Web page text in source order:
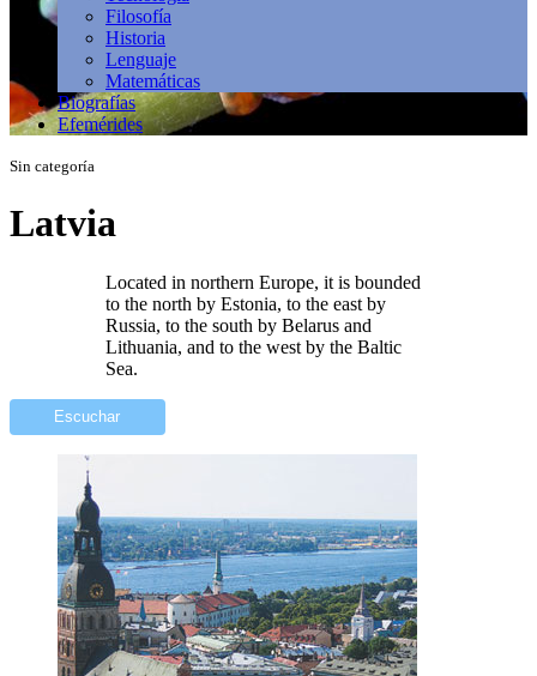
Filosofía
Historia
Lenguaje
Matemáticas
Biografías
Efemérides
Sin categoría
Latvia
Located in northern Europe, it is bounded
to the north by Estonia, to the east by
Russia, to the south by Belarus and
Lithuania, and to the west by the Baltic
Sea.
Escuchar